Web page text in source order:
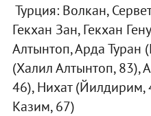
Турция: Волкан,
Гекхан Зан, Гекхан
Алтынтоп, Арда Туран
(Халил Алтынтоп, 83),
46), Нихат
Казим, 67)